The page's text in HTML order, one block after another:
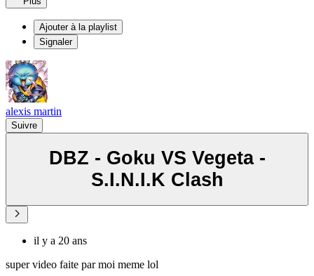
Ajouter à la playlist
Signaler
alexis martin
Suivre
DBZ - Goku VS Vegeta -
S.I.N.I.K Clash
il y a 20 ans
super video faite par moi meme lol